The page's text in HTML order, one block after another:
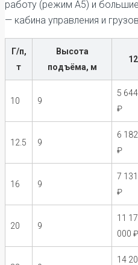
работу (режим А5) и
— кабина управления и
Г/п,
т
Высота
подъёма, м
10 9
5
₽
12.5 9
6
₽
16 9
7
₽
20 9
11
000 ₽
14